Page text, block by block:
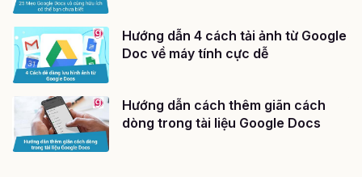
Hướng dẫn 4 cách tải ảnh từ Google
Doc về máy tính cực dễ
Hướng dẫn cách thêm giãn cách
dòng trong tài liệu Google Docs